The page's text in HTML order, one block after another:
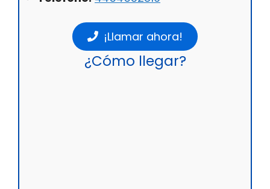
¡Llamar ahora!
¿Cómo llegar?